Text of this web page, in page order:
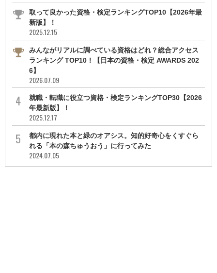
取って良かった資格・検定ランキングTOP10【2026年最
新版】！
2025.12.15
みんながリアルに調べている資格はどれ？総合アクセス
ランキング TOP10！【日本の資格・検定 AWARDS 202
6】
2026.07.09
就職・転職に役立つ資格・検定ランキングTOP30【2026
年最新版】！
2025.12.17
都内に現れた本と緑のオアシス。知的好奇心をくすぐら
れる「本の森ちゅうおう」に行ってみた
2024.07.05